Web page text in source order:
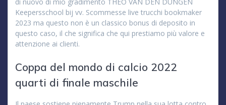
Keepersschool bij vv. Scommesse live trucchi bookmaker
2023 ma questo non è un classico bonus di deposito in
questo caso, il che significa che qui prestiamo più valore e
attenzione ai clienti.
Coppa del mondo di calcio 2022
quarti di finale maschile